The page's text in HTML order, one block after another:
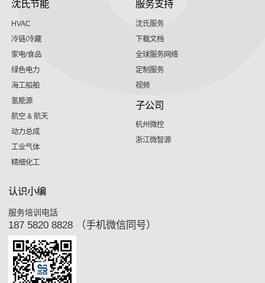
沈氏节能
HVAC
冷链/冷藏
家电/食品
绿色电力
海工船舶
氢能源
航空 & 航天
动力总成
工业气体
精细化工
服务支持
沈氏服务
下载文档
全球服务网络
定制服务
视频
子公司
杭州微控
浙江微智源
认识小编
服务培训电話
187 5820 8828 （手机微信同号）